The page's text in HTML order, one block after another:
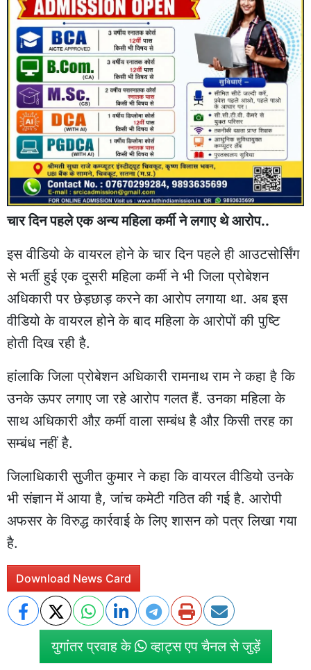
चार दिन पहले एक अन्य महिला कर्मी ने लगाए थे आरोप..
इस वीडियो के वायरल होने के चार दिन पहले ही आउटसोर्सिंग
से भर्ती हुई एक दूसरी महिला कर्मी ने भी जिला प्रोबेशन
अधिकारी पर छेड़छाड़ करने का आरोप लगाया था. अब इस
वीडियो के वायरल होने के बाद महिला के आरोपों की पुष्टि
होती दिख रही है.
हांलाकि जिला प्रोबेशन अधिकारी रामनाथ राम ने कहा है कि
उनके ऊपर लगाए जा रहे आरोप गलत हैं. उनका महिला के
साथ अधिकारी औऱ कर्मी वाला सम्बंध है औऱ किसी तरह का
सम्बंध नहीं है.
जिलाधिकारी सुजीत कुमार ने कहा कि वायरल वीडियो उनके
भी संज्ञान में आया है, जांच कमेटी गठित की गई है. आरोपी
अफसर के विरुद्ध कार्रवाई के लिए शासन को पत्र लिखा गया
है.
Download News Card
युगांतर प्रवाह के व्हाट्स एप चैनल से जुड़ें